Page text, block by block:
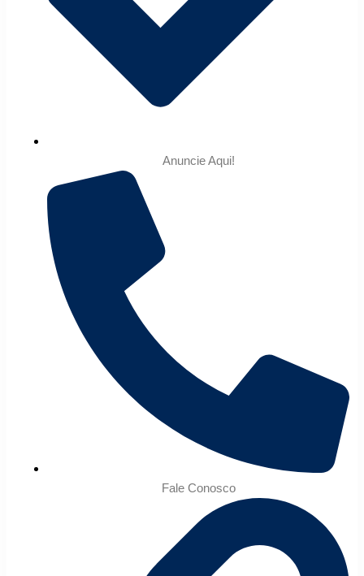
Anuncie Aqui!
Fale Conosco